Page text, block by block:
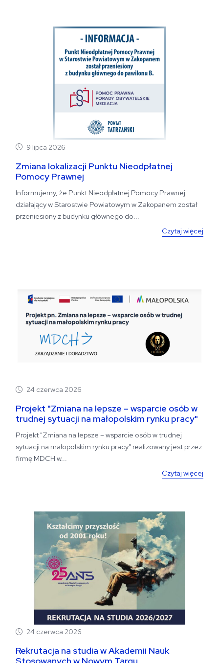
9 lipca 2026
Zmiana lokalizacji Punktu Nieodpłatnej
Pomocy Prawnej
Informujemy, że Punkt Nieodpłatnej Pomocy Prawnej
działający w Starostwie Powiatowym w Zakopanem został
przeniesiony z budynku głównego do...
Czytaj więcej
24 czerwca 2026
Projekt "Zmiana na lepsze – wsparcie osób w
trudnej sytuacji na małopolskim rynku pracy"
Projekt "Zmiana na lepsze – wsparcie osób w trudnej
sytuacji na małopolskim rynku pracy" realizowany jest przez
firmę MDCH w...
Czytaj więcej
24 czerwca 2026
Rekrutacja na studia w Akademii Nauk